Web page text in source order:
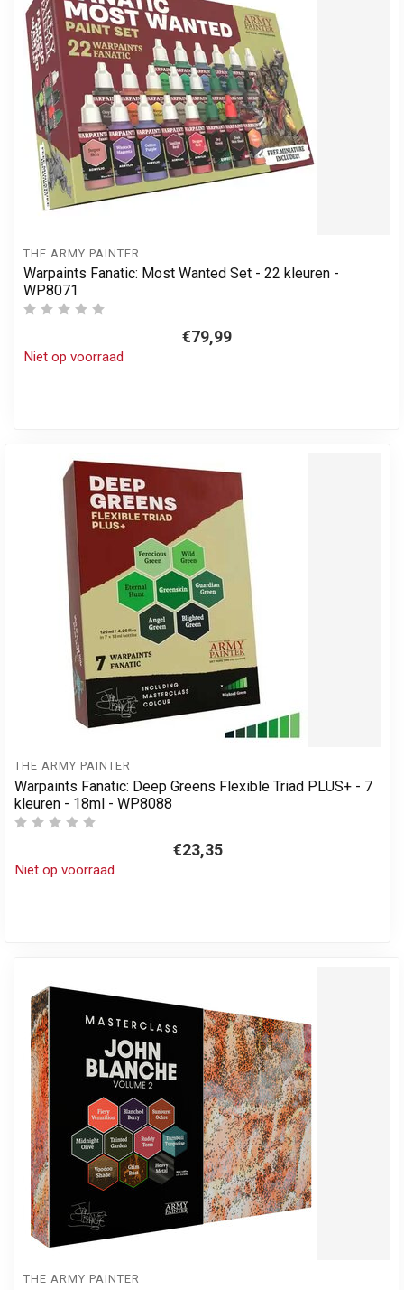
THE ARMY PAINTER
Warpaints Fanatic: Most Wanted Set - 22 kleuren -
WP8071
€79,99
Niet op voorraad
THE ARMY PAINTER
Warpaints Fanatic: Deep Greens Flexible Triad PLUS+ - 7
kleuren - 18ml - WP8088
€23,35
Niet op voorraad
THE ARMY PAINTER